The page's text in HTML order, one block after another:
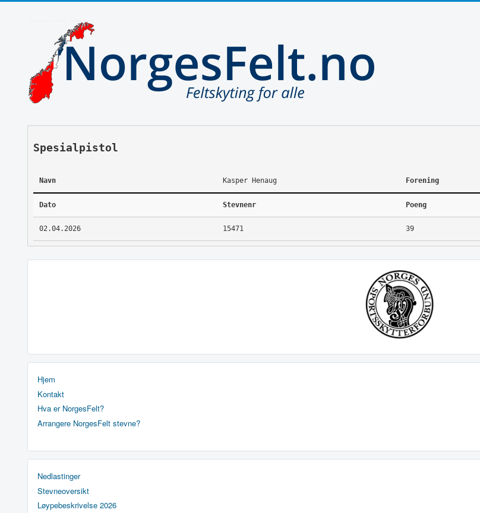
Spesialpistol
Navn Kasper Henaug Forening
Dato Stevnenr Poeng
02.04.2026 15471 39
Hjem
Kontakt
Hva er NorgesFelt?
Arrangere NorgesFelt stevne?
Nedlastinger
Stevneoversikt
Løypebeskrivelse 2026